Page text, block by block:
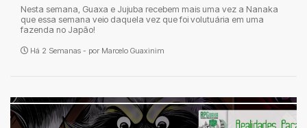
Nesta semana, Guaxa e Jujuba recebem mais uma vez a Nanaka
que essa semana veio daquela vez que foi volutuária em uma
fazenda no Japão!
Há 2 Semanas - por Marcelo Guaxinim